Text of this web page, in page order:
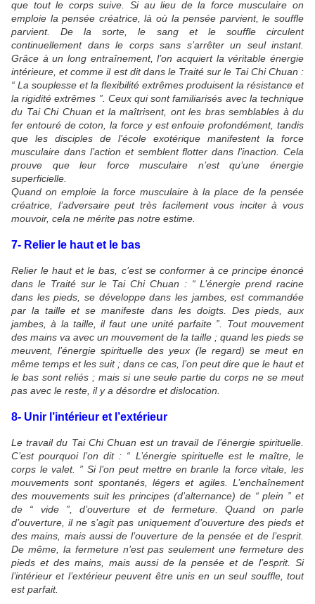
que tout le corps suive. Si au lieu de la force musculaire on
emploie la pensée créatrice, là où la pensée parvient, le souffle
parvient. De la sorte, le sang et le souffle circulent
continuellement dans le corps sans s’arrêter un seul instant.
Grâce à un long entraînement, l’on acquiert la véritable énergie
intérieure, et comme il est dit dans le Traité sur le Tai Chi Chuan :
“ La souplesse et la flexibilité extrêmes produisent la résistance et
la rigidité extrêmes ”. Ceux qui sont familiarisés avec la technique
du Tai Chi Chuan et la maîtrisent, ont les bras semblables à du
fer entouré de coton, la force y est enfouie profondément, tandis
que les disciples de l’école exotérique manifestent la force
musculaire dans l’action et semblent flotter dans l’inaction. Cela
prouve que leur force musculaire n’est qu’une énergie
superficielle.
Quand on emploie la force musculaire à la place de la pensée
créatrice, l’adversaire peut très facilement vous inciter à vous
mouvoir, cela ne mérite pas notre estime.
7- Relier le haut et le bas
Relier le haut et le bas, c’est se conformer à ce principe énoncé
dans le Traité sur le Tai Chi Chuan : “ L’énergie prend racine
dans les pieds, se développe dans les jambes, est commandée
par la taille et se manifeste dans les doigts. Des pieds, aux
jambes, à la taille, il faut une unité parfaite ”. Tout mouvement
des mains va avec un mouvement de la taille ; quand les pieds se
meuvent, l’énergie spirituelle des yeux (le regard) se meut en
même temps et les suit ; dans ce cas, l’on peut dire que le haut et
le bas sont reliés ; mais si une seule partie du corps ne se meut
pas avec le reste, il y a désordre et dislocation.
8- Unir l’intérieur et l’extérieur
Le travail du Tai Chi Chuan est un travail de l’énergie spirituelle.
C’est pourquoi l’on dit : “ L’énergie spirituelle est le maître, le
corps le valet. ” Si l’on peut mettre en branle la force vitale, les
mouvements sont spontanés, légers et agiles. L’enchaînement
des mouvements suit les principes (d’alternance) de “ plein ” et
de “ vide ”, d’ouverture et de fermeture. Quand on parle
d’ouverture, il ne s’agit pas uniquement d’ouverture des pieds et
des mains, mais aussi de l’ouverture de la pensée et de l’esprit.
De même, la fermeture n’est pas seulement une fermeture des
pieds et des mains, mais aussi de la pensée et de l’esprit. Si
l’intérieur et l’extérieur peuvent être unis en un seul souffle, tout
est parfait.